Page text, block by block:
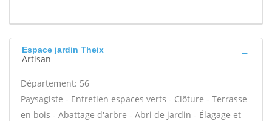
Espace jardin Theix
Artisan
Département: 56
Paysagiste - Entretien espaces verts - Clôture - Terrasse
en bois - Abattage d'arbre - Abri de jardin - Élagage et